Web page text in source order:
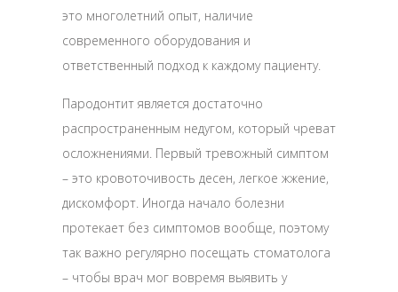
это многолетний опыт, наличие
современного оборудования и
ответственный подход к каждому пациенту.
Пародонтит является достаточно
распространенным недугом, который чреват
осложнениями. Первый тревожный симптом
– это кровоточивость десен, легкое жжение,
дискомфорт. Иногда начало болезни
протекает без симптомов вообще, поэтому
так важно регулярно посещать стоматолога
– чтобы врач мог вовремя выявить у